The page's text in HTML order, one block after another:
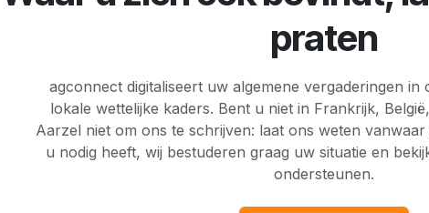
praten
agconnect digitaliseert uw algemene vergaderingen in
lokale wettelijke kaders. Bent u niet in Frankrijk,
Aarzel niet om ons te schrijven: laat ons weten
u nodig heeft, wij bestuderen graag uw situatie en
ondersteunen.